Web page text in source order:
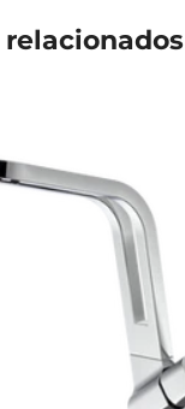
relacionados